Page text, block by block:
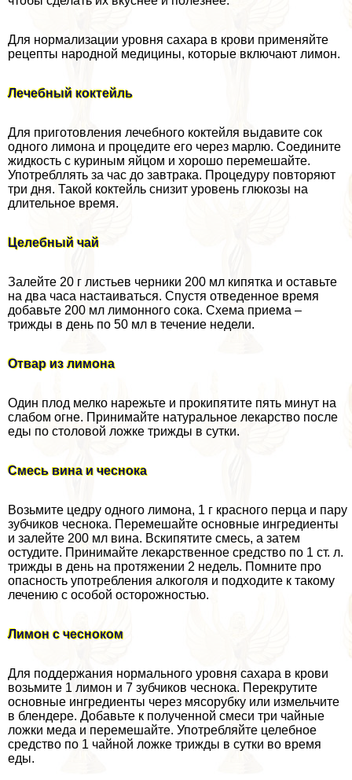
Для нормализации уровня сахара в крови применяйте
рецепты народной медицины, которые включают лимон.
Лечебный коктейль
Для приготовления лечебного коктейля выдавите сок
одного лимона и процедите его через марлю. Соедините
жидкость с куриным яйцом и хорошо перемешайте.
Употрeбллять за час до завтpaка. Процедуру повторяют
три дня. Такой коктейль снизит уровень глюкозы на
длительное время.
Целебный чай
Залейте 20 г листьев черники 200 мл кипятка и оставьте
на два часа настаиваться. Спустя отведенное время
добавьте 200 мл лимонного сока. Схема приема –
трижды в день по 50 мл в течение недели.
Отвар из лимона
Один плод мелко нарежьте и прокипятите пять минут на
слабом огне. Принимайте натуральное лекарство после
еды по столовой ложке трижды в сутки.
Смесь вина и чеснока
Возьмите цедру одного лимона, 1 г красного перца и пару
зубчиков чеснока. Перемешайте основные ингредиенты
и залейте 200 мл вина. Вскипятите смесь, а затем
остудите. Принимайте лекарственное средство по 1 ст. л.
трижды в день на протяжении 2 недель. Помните про
опасность употрeбления алкоголя и подходите к такому
лечению с особой осторожностью.
Лимон с чесноком
Для поддержания нормального уровня сахара в крови
возьмите 1 лимон и 7 зубчиков чеснока. Перекрутите
основные ингредиенты через мясорубку или измельчите
в блендере. Добавьте к полученной смеси три чайные
ложки меда и перемешайте. Употрeбляйте целебное
средство по 1 чайной ложке трижды в сутки во время
еды.